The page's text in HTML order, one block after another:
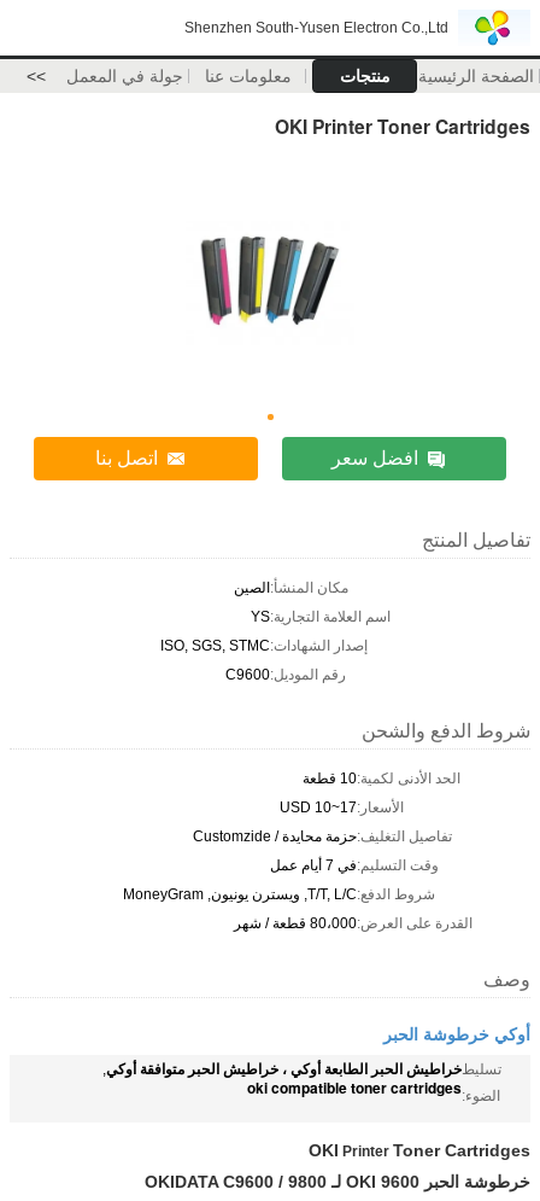
Shenzhen South-Yusen Electron Co.,Ltd
الصفحة الرئيسية منتجات معلومات عنا جولة في المعمل >>
OKI Printer Toner Cartridges
افضل سعر اتصل بنا
تفاصيل المنتج
مكان المنشأ:الصين
اسم العلامة التجارية:YS
إصدار الشهادات:ISO, SGS, STMC
رقم الموديل:C9600
شروط الدفع والشحن
الحد الأدنى لكمية:10 قطعة
الأسعار:USD 10~17
تفاصيل التغليف:حزمة محايدة / Customzide
وقت التسليم:في 7 أيام عمل
شروط الدفع:T/T, L/C, ويسترن يونيون, MoneyGram
القدرة على العرض:80،000 قطعة / شهر
وصف
أوكي خرطوشة الحبر
تسليط
الضوء:
خراطيش الحبر الطابعة أوكي ، خراطيش الحبر متوافقة أوكي,
oki compatible toner cartridges
OKI Printer Toner Cartridges
خرطوشة الحبر 9600 OKI لـ OKIDATA C9600 / 9800